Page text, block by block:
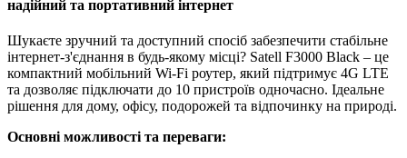
надійний та портативний інтернет
Шукаєте зручний та доступний спосіб забезпечити стабільне
інтернет-з'єднання в будь-якому місці? Satell F3000 Black – це
компактний мобільний Wi-Fi роутер, який підтримує 4G LTE
та дозволяє підключати до 10 пристроїв одночасно. Ідеальне
рішення для дому, офісу, подорожей та відпочинку на природі.
Основні можливості та переваги: